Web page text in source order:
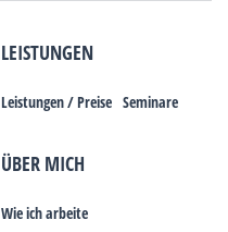
LEISTUNGEN
Leistungen / Preise Seminare
ÜBER MICH
Wie ich arbeite